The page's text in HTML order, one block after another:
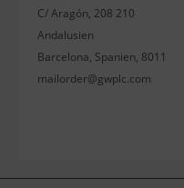
C/ Aragón, 208 210
Andalusien
Barcelona, Spanien, 8011
mailorder@gwplc.com